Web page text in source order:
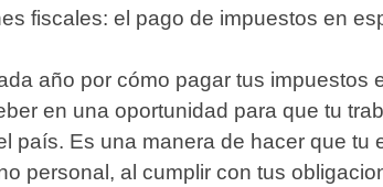
fiscales: el pago de impuestos en
año por cómo pagar tus impuestos
en una oportunidad para que tu
país. Es una manera de hacer que tu
personal, al cumplir con tus